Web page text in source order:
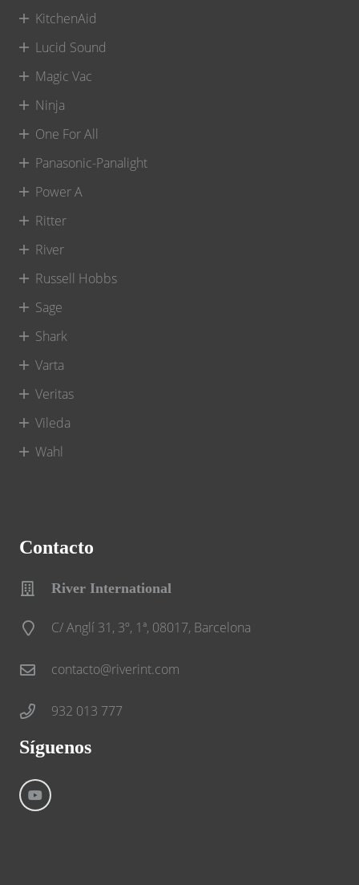
KitchenAid
Lucid Sound
Magic Vac
Ninja
One For All
Panasonic-Panalight
Power A
Ritter
River
Russell Hobbs
Sage
Shark
Varta
Veritas
Vileda
Wahl
Contacto
River International
C/ Anglí 31, 3º, 1ª, 08017, Barcelona
contacto@riverint.com
932 013 777
Síguenos